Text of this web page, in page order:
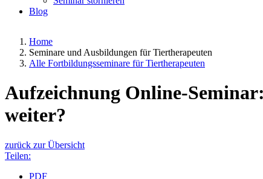
Blog
Home
Seminare und Ausbildungen für Tiertherapeuten
Alle Fortbildungsseminare für Tiertherapeuten
Aufzeichnung Online-
weiter?
zurück zur Übersicht
Teilen:
PDF